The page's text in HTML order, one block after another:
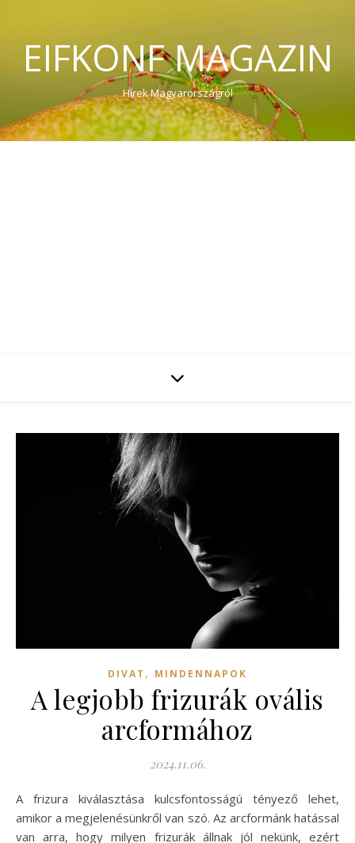
EIFKONF MAGAZIN
Hírek Magyarországról
DIVAT , MINDENNAPOK
A legjobb frizurák ovális
arcformához
2024.11.06.
A frizura kiválasztása kulcsfontosságú tényező lehet,
amikor a megjelenésünkről van szó. Az arcformánk hatással
van arra, hogy milyen frizurák állnak jól nekünk, ezért